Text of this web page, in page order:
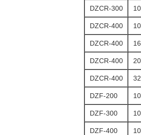
DZCR-300 10
DZCR-400 10
DZCR-400 16
DZCR-400 20
DZCR-400 32
DZF-200 10
DZF-300 10
DZF-400 10